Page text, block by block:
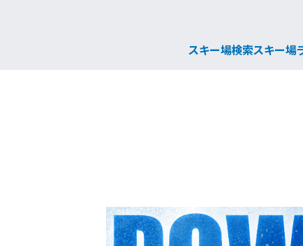
スキー場検索スキー場